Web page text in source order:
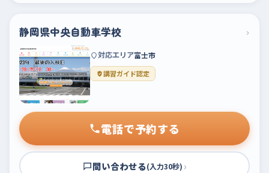
静岡県中央自動車学校 ›
対応エリア富士市
講習ガイド認定
電話で予約する
問い合わせる(入力30秒) ›